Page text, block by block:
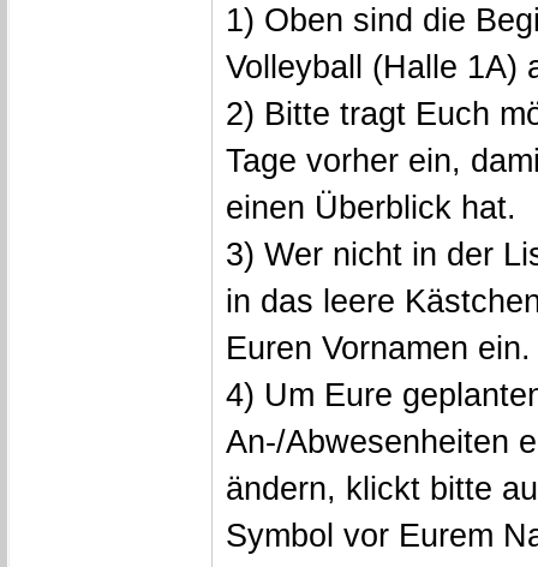
1) Oben sind die
Volleyball (Halle 1A)
2) Bitte tragt Euch
Tage vorher ein,
einen Überblick hat.
3) Wer nicht in der
in das leere
Euren Vornamen
4) Um Eure
An-/Abwesenheiten
ändern, klickt bitte
Symbol vor Eurem